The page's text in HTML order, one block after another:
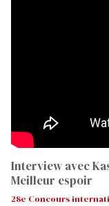
Interview avec
Meilleur espoir
28e Concours